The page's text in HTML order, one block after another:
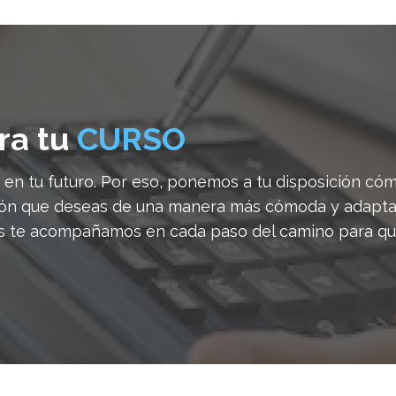
tuCURSO
tu futuro. Por eso, ponemos a tu disposición
que deseas de una manera más cómoda y
te acompañamos en cada paso del camino para